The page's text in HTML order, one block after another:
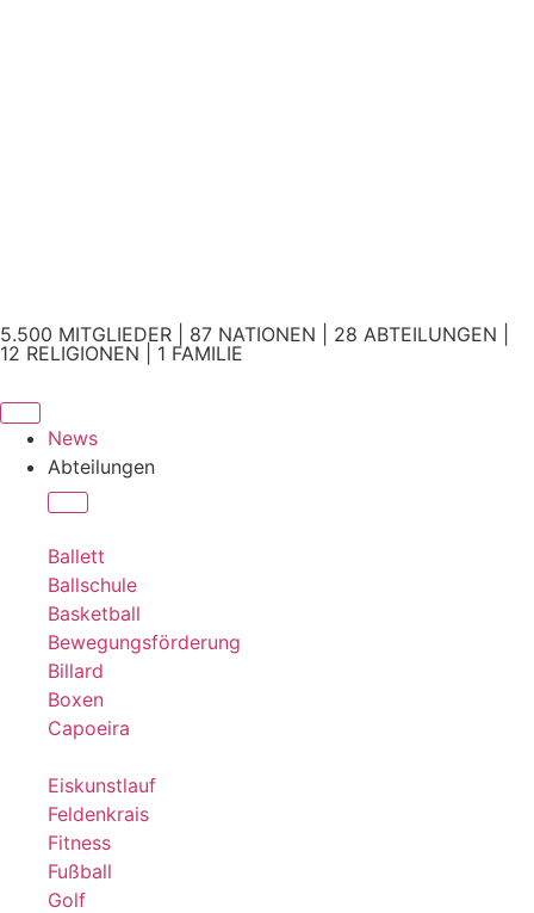
5.500 MITGLIEDER | 87 NATIONEN | 28 ABTEILUNGEN |
12 RELIGIONEN | 1 FAMILIE
News
Abteilungen
Ballett
Ballschule
Basketball
Bewegungsförderung
Billard
Boxen
Capoeira
Eiskunstlauf
Feldenkrais
Fitness
Fußball
Golf